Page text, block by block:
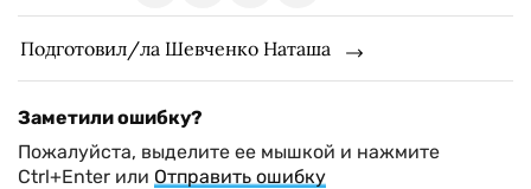
Подготовил/ла Шевченко Наташа
Заметили ошибку?
Пожалуйста, выделите ее мышкой и нажмите
Ctrl+Enter или Отправить ошибку